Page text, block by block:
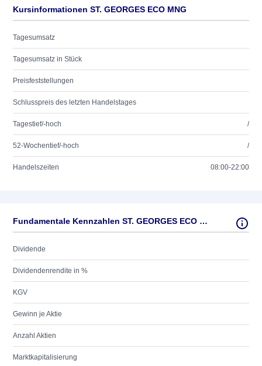
Kursinformationen ST. GEORGES ECO MNG
Tagesumsatz
Tagesumsatz in Stück
Preisfeststellungen
Schlusspreis des letzten Handelstages
Tagestief/-hoch /
52-Wochentief/-hoch /
Handelszeiten 08:00-22:00
Fundamentale Kennzahlen ST. GEORGES ECO MNG
Dividende
Dividendenrendite in %
KGV
Gewinn je Aktie
Anzahl Aktien
Marktkapitalisierung